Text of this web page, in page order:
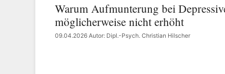
Warum Aufmunterung bei
möglicherweise nicht erhöht
09.04.2026 Autor: Dipl.-Psych. Christian Hilscher